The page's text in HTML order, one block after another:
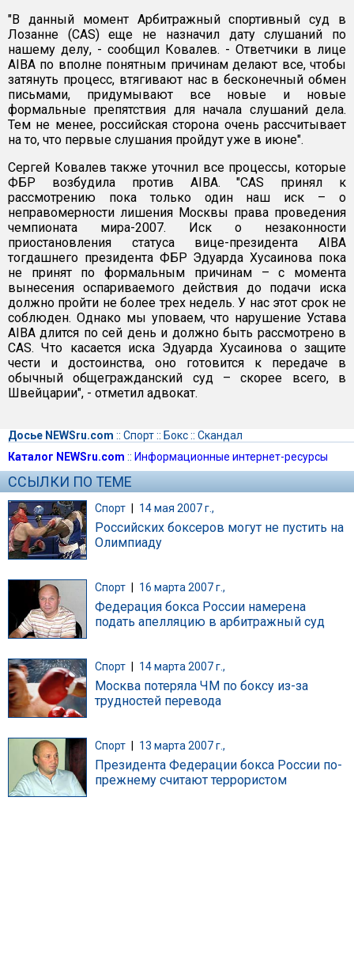
"В данный момент Арбитражный спортивный суд в
Лозанне (CAS) еще не назначил дату слушаний по
нашему делу, - сообщил Ковалев. - Ответчики в лице
AIBA по вполне понятным причинам делают все, чтобы
затянуть процесс, втягивают нас в бесконечный обмен
письмами, придумывают все новые и новые
формальные препятствия для начала слушаний дела.
Тем не менее, российская сторона очень рассчитывает
на то, что первые слушания пройдут уже в июне".
Сергей Ковалев также уточнил все процессы, которые
ФБР возбудила против AIBA. "CAS принял к
рассмотрению пока только один наш иск – о
неправомерности лишения Москвы права проведения
чемпионата мира-2007. Иск о незаконности
приостановления статуса вице-президента AIBA
тогдашнего президента ФБР Эдуарда Хусаинова пока
не принят по формальным причинам – с момента
вынесения оспариваемого действия до подачи иска
должно пройти не более трех недель. У нас этот срок не
соблюден. Однако мы уповаем, что нарушение Устава
AIBA длится по сей день и должно быть рассмотрено в
CAS. Что касается иска Эдуарда Хусаинова о защите
чести и достоинства, оно готовится к передаче в
обычный общегражданский суд – скорее всего, в
Швейцарии", - отметил адвокат.
Досье NEWSru.com :: Спорт:: Бокс:: Скандал
Каталог NEWSru.com :: Информационные интернет-ресурсы
ССЫЛКИ ПО ТЕМЕ
Спорт | 14 мая 2007 г.,
Российских боксеров могут не пустить на
Олимпиаду
Спорт 16 марта 2007 г.,
Федерация бокса России намерена
подать апелляцию в арбитражный суд
Спорт 14 марта 2007 г.,
Москва потеряла ЧМ по боксу из-за
трудностей перевода
Спорт 13 марта 2007 г.,
Президента Федерации бокса России по-
прежнему считают террористом